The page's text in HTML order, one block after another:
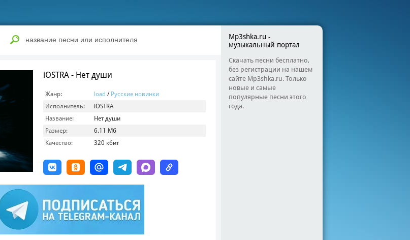
iOSTRA - Нет души
Жанр: load / Русские новинки
Исполнитель:
iOSTRA
Название:
Нет души
Размер:
6.11 Мб
Качество:
320 кбит
Mp3shka.ru -
музыкальный портал
Скачать песни бесплатно,
без регистрации на нашем
сайте Mp3shka.ru. Только
новые и самые
популярные песни этого
года.